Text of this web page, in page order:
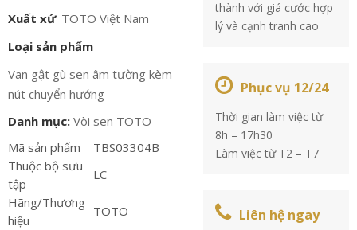
Xuất xứ TOTO Việt Nam
Loại sản phẩm
Van gật gù sen âm tường kèm
nút chuyển hướng
Danh mục: Vòi sen TOTO
Mã sản phẩm
TBS03304B
Thuộc bộ sưu
tập
LC
Hãng/Thương
hiệu
TOTO
thành với giá cước hợp
lý và cạnh tranh cao
Phục vụ 12/24
Thời gian làm việc từ
8h – 17h30
Làm việc từ T2 – T7
Liên hệ ngay